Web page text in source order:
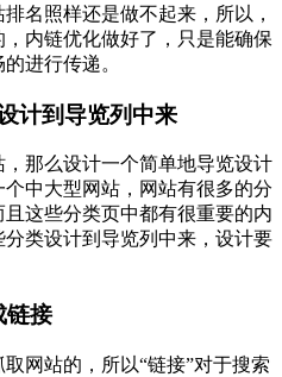
名照样还是做不起来，所以，
内链优化做好了，只是能确保
进行传递。
计到导览列中来
那么设计一个简单地导览设计
中大型网站，网站有很多的分
这些分类页中都有很重要的内
类设计到导览列中来，设计要
链接
网站的，所以“链接”对于搜索